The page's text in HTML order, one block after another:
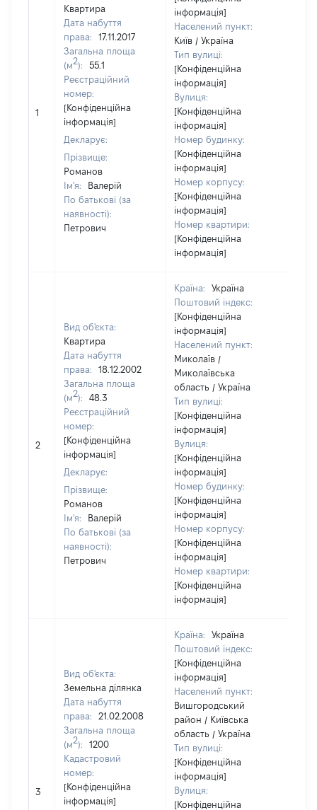
1
Квартира
Дата набуття
права:
17.11.2017
Загальна площа
(м2):
55.1
Реєстраційний
номер:
[Конфіденційна
інформація]
Декларує:
Прізвище:
Романов
Ім'я:
Валерій
По батькові (за
наявності):
Петрович
інформація]
Населений пункт:
Київ / Україна
Тип вулиці:
[Конфіденційна
інформація]
Вулиця:
[Конфіденційна
інформація]
Номер будинку:
[Конфіденційна
інформація]
Номер корпусу:
[Конфіденційна
інформація]
Номер квартири:
[Конфіденційна
інформація]
2
Вид об'єкта:
Квартира
Дата набуття
права:
18.12.2002
Загальна площа
(м2):
48.3
Реєстраційний
номер:
[Конфіденційна
інформація]
Декларує:
Прізвище:
Романов
Ім'я:
Валерій
По батькові (за
наявності):
Петрович
Країна:
Україна
Поштовий індекс:
[Конфіденційна
інформація]
Населений пункт:
Миколаїв /
Миколаївська
область / Україна
Тип вулиці:
[Конфіденційна
інформація]
Вулиця:
[Конфіденційна
інформація]
Номер будинку:
[Конфіденційна
інформація]
Номер корпусу:
[Конфіденційна
інформація]
Номер квартири:
[Конфіденційна
інформація]
3
Вид об'єкта:
Земельна ділянка
Дата набуття
права:
21.02.2008
Загальна площа
(м2):
1200
Кадастровий
номер:
[Конфіденційна
інформація]
Країна:
Україна
Поштовий індекс:
[Конфіденційна
інформація]
Населений пункт:
Вишгородський
район / Київська
область / Україна
Тип вулиці:
[Конфіденційна
інформація]
Вулиця:
[Конфіденційна